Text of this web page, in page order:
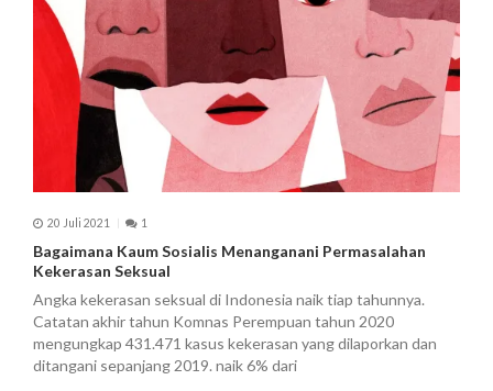
20 Juli 2021 1
Bagaimana Kaum Sosialis Menanganani Permasalahan
Kekerasan Seksual
Angka kekerasan seksual di Indonesia naik tiap tahunnya.
Catatan akhir tahun Komnas Perempuan tahun 2020
mengungkap 431.471 kasus kekerasan yang dilaporkan dan
ditangani sepanjang 2019. naik 6% dari